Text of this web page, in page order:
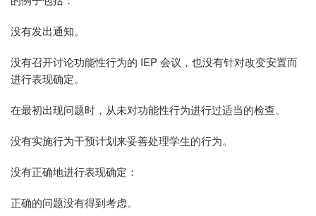
没有发出通知。
没有召开讨论功能性行为的 IEP 会议，也没有针对改变安置而
进行表现确定。
在最初出现问题时，从未对功能性行为进行过适当的检查。
没有实施行为干预计划来妥善处理学生的行为。
没有正确地进行表现确定：
正确的问题没有得到考虑。